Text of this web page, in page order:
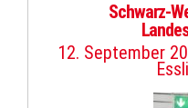
Schwarz-
12. September